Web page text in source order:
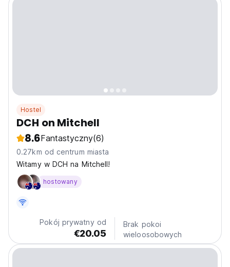
Hostel
DCH on Mitchell
8.6Fantastyczny(6)
0.27km od centrum miasta
Witamy w DCH na Mitchell!
hostowany
Pokój prywatny od
€20.05
Brak pokoi
wieloosobowych